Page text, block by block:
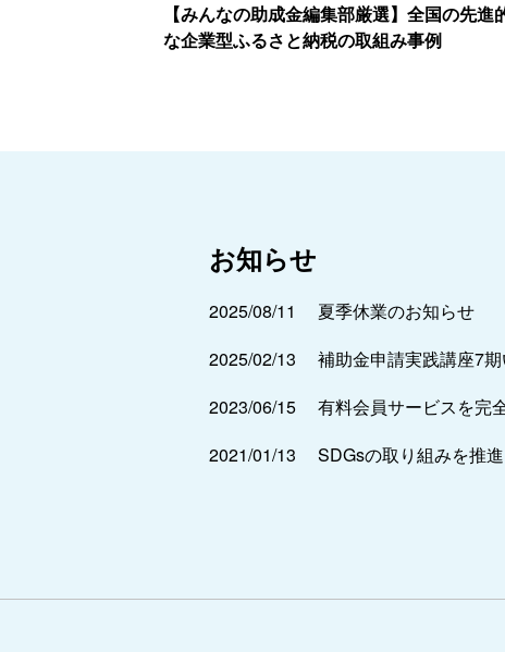
【みんなの助成金編集部厳選】全国の先進
な企業型ふるさと納税の取組み事例
お知らせ
2025/08/11
夏季休業のお知らせ
2025/02/13
補助金申請実践講座7期
2023/06/15
有料会員サービスを完
2021/01/13
SDGsの取り組みを推